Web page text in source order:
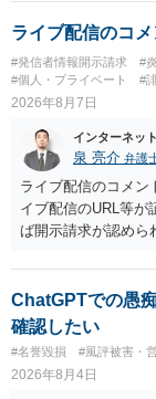
ライブ配信のコ
#発信者情報開示請求 #
#個人・プライベート
#
2026年8月7日
インターネッ
泉 亮介 弁護
ライブ配信のコメン
イブ配信のURL等が
ば開示請求が認めら
ChatGPTでの愚
確認したい
#名誉毀損 #風評被害・
2026年8月4日